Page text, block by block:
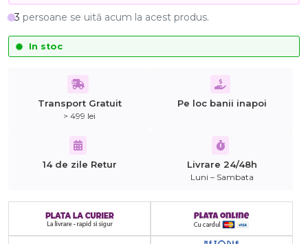
3 persoane se uită acum la acest produs.
In stoc
Transport Gratuit
> 499 lei
Pe loc banii inapoi
14 de zile Retur Livrare 24/48h
Luni – Sambata